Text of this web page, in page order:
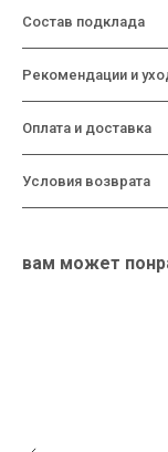
Состав подклада
Рекомендации и
Оплата и доставка
Условия возврата
вам может